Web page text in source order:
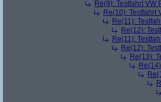
Re(9): Testfahrt VW
Re(10): Testfahrt
Re(11):
Re(12):
Re(11):
Re(12):
Re(13):